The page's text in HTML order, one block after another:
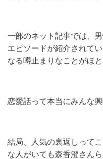
一部のネット記事では、
エピソードが紹介されて
なる噂止まりなことがほと
恋愛話って本当にみんな
結局、人気の裏返しって
な人がいても森香澄さん